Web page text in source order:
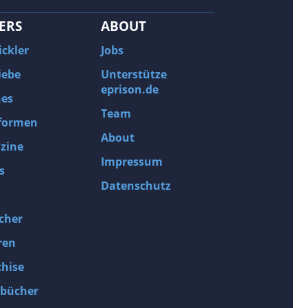
ABOUT
Jobs
Unterstütze
eprison.de
Team
About
Impressum
Datenschutz